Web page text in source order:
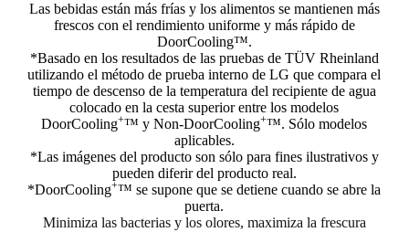
Las bebidas están más frías y los alimentos se mantienen más
frescos con el rendimiento uniforme y más rápido de
DoorCooling™.
*Basado en los resultados de las pruebas de TÜV Rheinland
utilizando el método de prueba interno de LG que compara el
tiempo de descenso de la temperatura del recipiente de agua
colocado en la cesta superior entre los modelos
DoorCooling+™ y Non-DoorCooling+™. Sólo modelos
aplicables.
*Las imágenes del producto son sólo para fines ilustrativos y
pueden diferir del producto real.
*DoorCooling+™ se supone que se detiene cuando se abre la
puerta.
Minimiza las bacterias y los olores, maximiza la frescura